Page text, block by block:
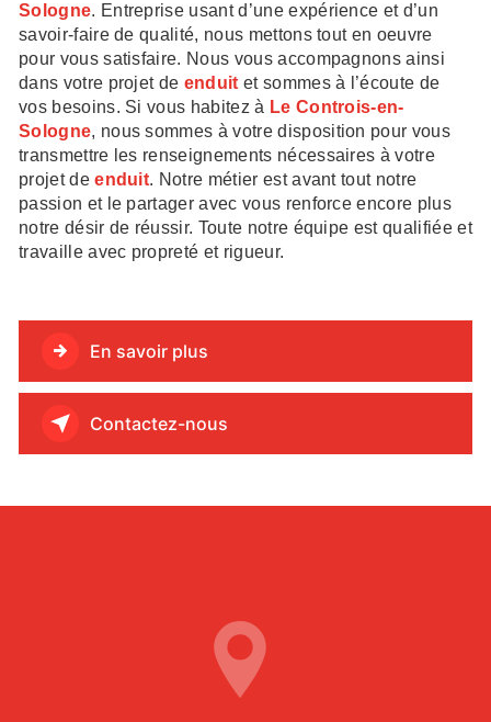
Sologne. Entreprise usant d’une expérience et d’un
savoir-faire de qualité, nous mettons tout en oeuvre
pour vous satisfaire. Nous vous accompagnons ainsi
dans votre projet de enduit et sommes à l’écoute de
vos besoins. Si vous habitez à Le Controis-en-
Sologne, nous sommes à votre disposition pour vous
transmettre les renseignements nécessaires à votre
projet deenduit. Notre métier est avant tout notre
passion et le partager avec vous renforce encore plus
notre désir de réussir. Toute notre équipe est qualifiée et
travaille avec propreté et rigueur.
En savoir plus
Contactez-nous